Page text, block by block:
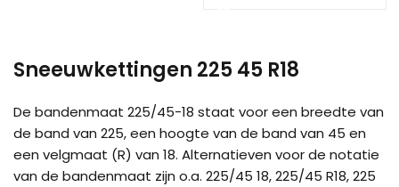
Sneeuwkettingen 225 45 R18
De bandenmaat 225/45-18 staat voor een breedte van
de band van 225, een hoogte van de band van 45 en
een velgmaat (R) van 18. Alternatieven voor de notatie
van de bandenmaat zijn o.a. 225/45 18, 225/45 R18, 225